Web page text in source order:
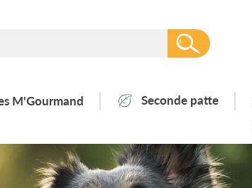
M'Gourmand Seconde patte